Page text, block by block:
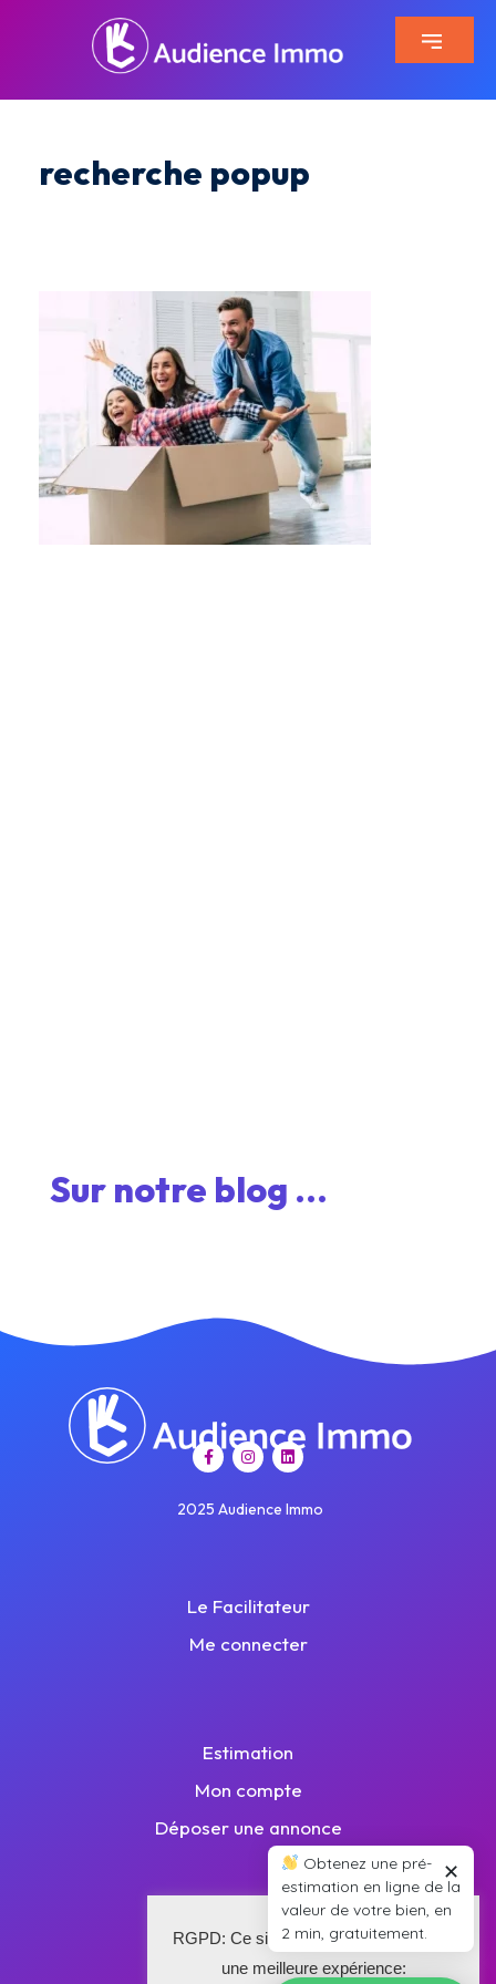
recherche popup
Sur notre blog ...
2025 Audience Immo
Le Facilitateur
Me connecter
Estimation
Mon compte
Déposer une annonce
Plan de site
Nos annonces
RGPD: Ce site utilise des cookies pour
une meilleure expérience:
Obtenez une pré-
estimation en ligne de la
valeur de votre bien, en
2 min, gratuitement.
✕